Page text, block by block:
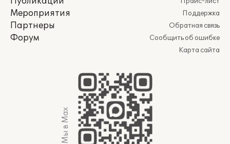
Мероприятия
Партнеры
Форум
Поддержка
Обратная связь
Сообщить об ошибке
Карта сайта
Мы в Max